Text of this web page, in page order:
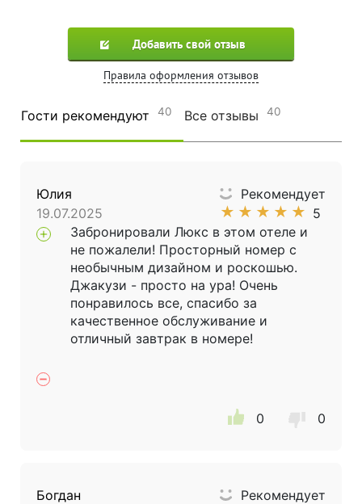
Добавить свой отзыв
Правила оформления отзывов
Гости рекомендуют 40 Все отзывы 40
Юлия
19.07.2025
Рекомендует
★ ★ ★ ★ ★ 5
Забронировали Люкс в этом отеле и
не пожалели! Просторный номер с
необычным дизайном и роскошью.
Джакузи - просто на ура! Очень
понравилось все, спасибо за
качественное обслуживание и
отличный завтрак в номере!
0 0
Богдан
Рекомендует